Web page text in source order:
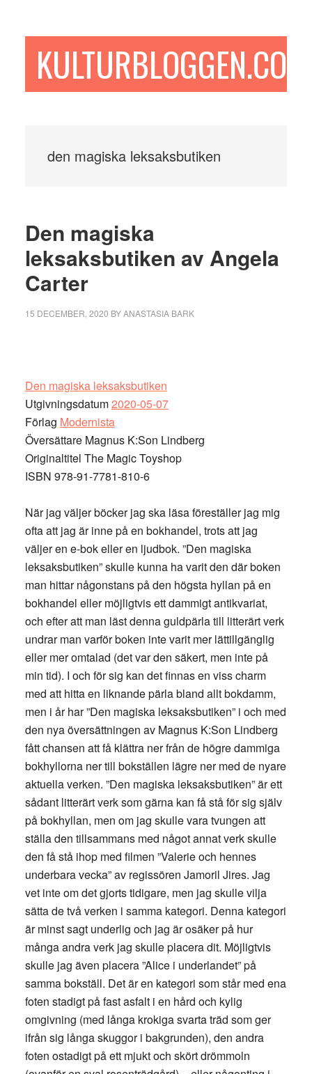
sidofältetKULTURBLOGGEN.COM
den magiska leksaksbutiken
Den magiska
leksaksbutiken av Angela
Carter
15 DECEMBER, 2020 BYANASTASIA BARK
Den magiska leksaksbutiken
Utgivningsdatum2020-05-07
Förlag Modernista
Översättare Magnus K:Son Lindberg
Originaltitel The Magic Toyshop
ISBN 978-91-7781-810-6
När jag väljer böcker jag ska läsa föreställer jag mig
ofta att jag är inne på en bokhandel, trots att jag
väljer en e-bok eller en ljudbok. ”Den magiska
leksaksbutiken” skulle kunna ha varit den där boken
man hittar någonstans på den högsta hyllan på en
bokhandel eller möjligtvis ett dammigt antikvariat,
och efter att man läst denna guldpärla till litterärt verk
undrar man varför boken inte varit mer lättillgänglig
eller mer omtalad (det var den säkert, men inte på
min tid). I och för sig kan det finnas en viss charm
med att hitta en liknande pärla bland allt bokdamm,
men i år har ”Den magiska leksaksbutiken” i och med
den nya översättningen av Magnus K:Son Lindberg
fått chansen att få klättra ner från de högre dammiga
bokhyllorna ner till bokställen lägre ner med de nyare
aktuella verken. ”Den magiska leksaksbutiken” är ett
sådant litterärt verk som gärna kan få stå för sig själv
på bokhyllan, men om jag skulle vara tvungen att
ställa den tillsammans med något annat verk skulle
den få stå ihop med filmen ”Valerie och hennes
underbara vecka” av regissören Jamoril Jires. Jag
vet inte om det gjorts tidigare, men jag skulle vilja
sätta de två verken i samma kategori. Denna kategori
är minst sagt underlig och jag är osäker på hur
många andra verk jag skulle placera dit. Möjligtvis
skulle jag även placera ”Alice i underlandet” på
samma bokställ. Det är en kategori som står med ena
foten stadigt på fast asfalt i en hård och kylig
omgivning (med långa krokiga svarta träd som ger
ifrån sig långa skuggor i bakgrunden), den andra
foten ostadigt på ett mjukt och skört drömmoln